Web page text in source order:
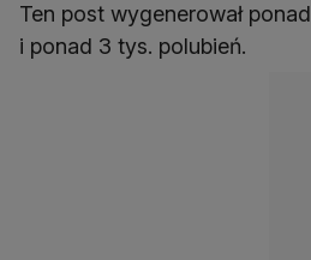
Ten post wygenerował
i ponad 3 tys. polubień.